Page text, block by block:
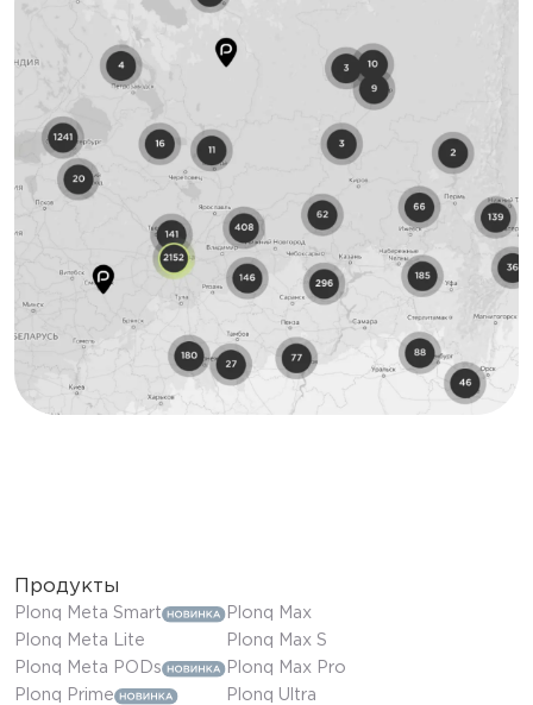
Продукты
Plonq Meta Smart
Plonq Meta Lite
Plonq Meta PODs
Plonq Prime
Plonq Max
Plonq Max S
Plonq Max Pro
Plonq Ultra